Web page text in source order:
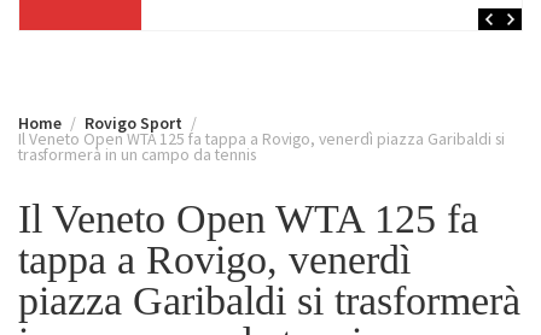
Home Rovigo Sport
Il Veneto Open WTA 125 fa tappa a Rovigo, venerdì piazza Garibaldi si
trasformerà in un campo da tennis
Il Veneto Open WTA 125 fa
tappa a Rovigo, venerdì
piazza Garibaldi si trasformerà